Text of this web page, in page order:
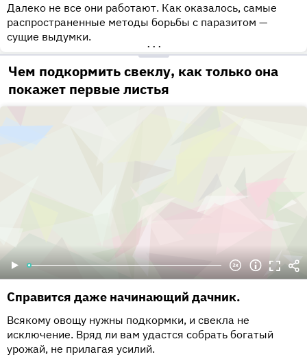
Далеко не все они работают. Как оказалось, самые
распространенные методы борьбы с паразитом —
сущие выдумки.
•••
Чем подкормить свеклу, как только она
покажет первые листья
Справится даже начинающий дачник.
Всякому овощу нужны подкормки, и свекла не
исключение. Вряд ли вам удастся собрать богатый
урожай, не прилагая усилий.